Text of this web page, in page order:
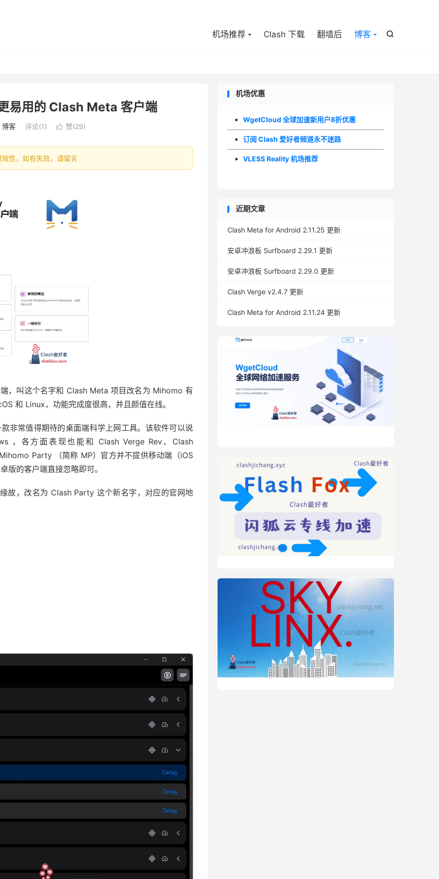

机场推荐 Clash 下载 翻墙后 博客
易用的 Clash Meta 客户端
博客 评论(1)  赞(29)
性，如有失效，请留言
，叫这个名字和 Clash Meta 项目改名为 Mihomo 有
和 Linux，功能完成度很高，并且颜值在线。
非常值得期待的桌面端科学上网工具。该软件可以说
，各方面表现也能和 Clash Verge Rev、Clash
Party （简称 MP）官方并不提供移动端（iOS
版的客户端直接忽略即可。
故，改名为 Clash Party 这个新名字，对应的官网地
机场优惠
WgetCloud 全球加速新用户8折优惠
订阅 Clash 爱好者频道永不迷路
VLESS Reality 机场推荐
近期文章
Clash Meta for Android 2.11.25 更新
安卓冲浪板 Surfboard 2.29.1 更新
安卓冲浪板 Surfboard 2.29.0 更新
Clash Verge v2.4.7 更新
Clash Meta for Android 2.11.24 更新